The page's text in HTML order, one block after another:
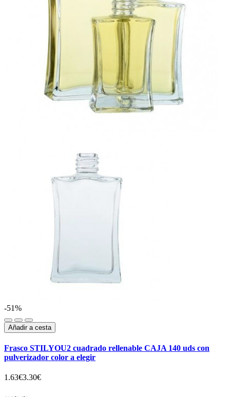
-51%
Añadir a cesta
Frasco STILYOU2 cuadrado rellenable CAJA 140 uds con
pulverizador color a elegir
1.63€3.30€